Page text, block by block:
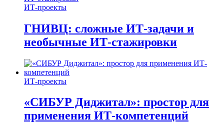
ИТ-проекты
ГНИВЦ: сложные ИТ‑задачи и
необычные ИТ‑стажировки
ИТ-проекты
«СИБУР Диджитал»: простор для
применения ИТ-компетенций